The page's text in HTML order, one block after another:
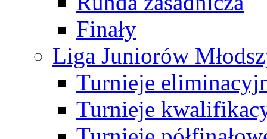
Finały
Liga Juniorów
Turnieje
Turnieje